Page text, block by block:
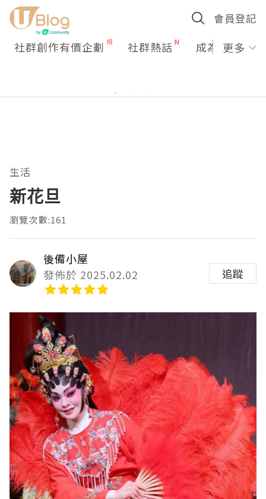
會員登記
社群創作有價企劃 社群熱話 成為U更多
生活
新花旦
瀏覽次數:161
後備小屋
發佈於 2025.02.02
追蹤